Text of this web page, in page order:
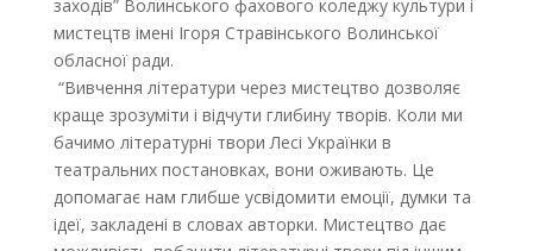
заходів” Волинського фахового коледжу культури і
мистецтв імені Ігоря Стравінського Волинської
обласної ради.
“Вивчення літератури через мистецтво дозволяє
краще зрозуміти і відчути глибину творів. Коли ми
бачимо літературні твори Лесі Українки в
театральних постановках, вони оживають. Це
допомагає нам глибше усвідомити емоції, думки та
ідеї, закладені в словах авторки. Мистецтво дає